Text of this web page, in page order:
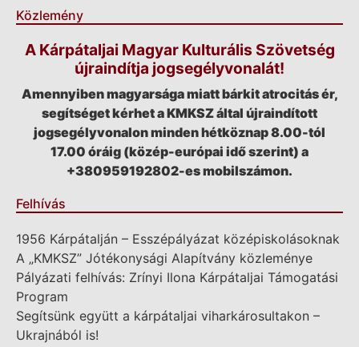
Közlemény
A Kárpátaljai Magyar Kulturális Szövetség
újraindítja jogsegélyvonalát!
Amennyiben magyarsága miatt bárkit atrocitás ér,
segítséget kérhet a KMKSZ által újraindított
jogsegélyvonalon minden hétköznap 8.00-tól
17.00 óráig (közép-európai idő szerint) a
+380959192802-es mobilszámon.
Felhívás
1956 Kárpátalján – Esszépályázat középiskolásoknak
A „KMKSZ” Jótékonysági Alapítvány közleménye
Pályázati felhívás: Zrínyi Ilona Kárpátaljai Támogatási
Program
Segítsünk együtt a kárpátaljai viharkárosultakon –
Ukrajnából is!